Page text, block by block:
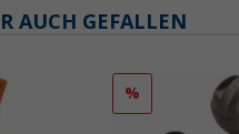
AUCH GEFALLEN
%